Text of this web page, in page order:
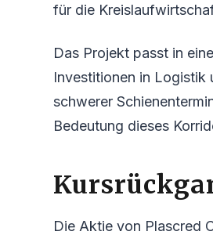
für die
Das Projekt passt in
Investitionen in Logistik
schwerer
Bedeutung dieses
Die Aktie von Plascred